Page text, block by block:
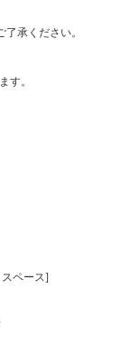
承ください。
す。
ペース]